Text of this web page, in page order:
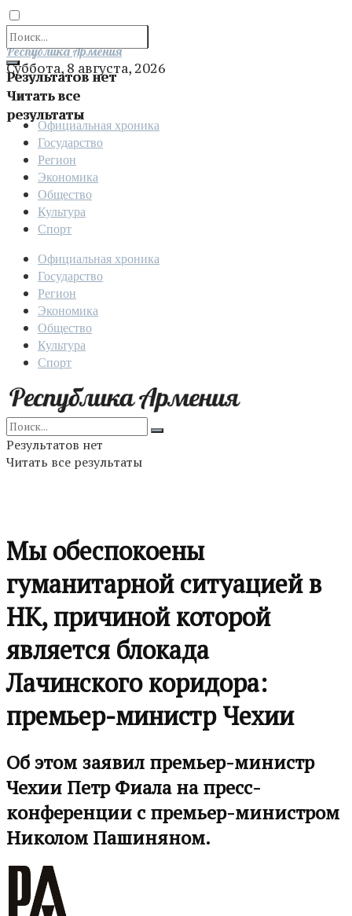
Результатов нет
Читать все
результаты
Отправить
Республика Армения
Суббота, 8 августа, 2026
Официальная хроника
Государство
Регион
Экономика
Общество
Культура
Спорт
Официальная хроника
Государство
Регион
Экономика
Общество
Культура
Спорт
Результатов нет
Читать все результаты
Мы обеспокоены
гуманитарной ситуацией в
НК, причиной которой
является блокада
Лачинского коридора:
премьер-министр Чехии
Об этом заявил премьер-министр
Чехии Петр Фиала на пресс-
конференции с премьер-министром
Николом Пашиняном.